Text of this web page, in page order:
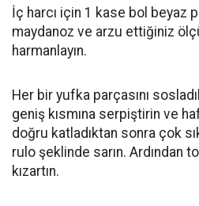
İç harcı için 1 kase bol beyaz
maydanoz ve arzu ettiğiniz
harmanlayın.
Her bir yufka parçasını
geniş kısmına serpiştirin ve
doğru katladıktan sonra çok
rulo şeklinde sarın. Ardından
kızartın.